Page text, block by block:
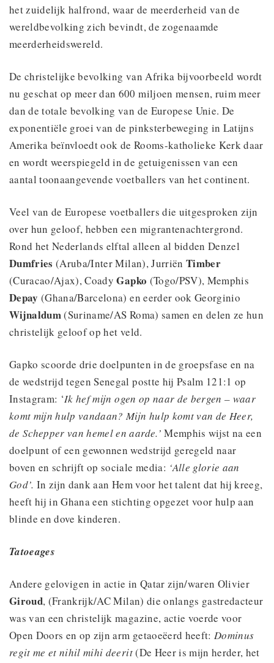
het zuidelijk halfrond, waar de meerderheid van de
wereldbevolking zich bevindt, de zogenaamde
meerderheidswereld.
De christelijke bevolking van Afrika bijvoorbeeld wordt
nu geschat op meer dan 600 miljoen mensen, ruim meer
dan de totale bevolking van de Europese Unie. De
exponentiële groei van de pinksterbeweging in Latijns
Amerika beïnvloedt ook de Rooms-katholieke Kerk daar
en wordt weerspiegeld in de getuigenissen van een
aantal toonaangevende voetballers van het continent.
Veel van de Europese voetballers die uitgesproken zijn
over hun geloof, hebben een migrantenachtergrond.
Rond het Nederlands elftal alleen al bidden Denzel
Dumfries (Aruba/Inter Milan), Jurriën Timber
(Curacao/Ajax), CoadyGapko (Togo/PSV), Memphis
Depay (Ghana/Barcelona) en eerder ook Georginio
Wijnaldum(Suriname/AS Roma) samen en delen ze hun
christelijk geloof op het veld.
Gapko scoorde drie doelpunten in de groepsfase en na
de wedstrijd tegen Senegal postte hij Psalm 121:1 op
Instagram: ‘Ik hef mijn ogen op naar de bergen – waar
komt mijn hulp vandaan? Mijn hulp komt van de Heer,
de Schepper van hemel en aarde.’ Memphis wijst na een
doelpunt of een gewonnen wedstrijd geregeld naar
boven en schrijft op sociale media: ‘Alle glorie aan
God’.In zijn dank aan Hem voor het talent dat hij kreeg,
heeft hij in Ghana een stichting opgezet voor hulp aan
blinde en dove kinderen.
Tatoeages
Andere gelovigen in actie in Qatar zijn/waren Olivier
Giroud, (Frankrijk/AC Milan) die onlangs gastredacteur
was van een christelijk magazine, actie voerde voor
Open Doors en op zijn arm getaoeëerd heeft: Dominus
regit me et nihil mihi deerit(De Heer is mijn herder, het